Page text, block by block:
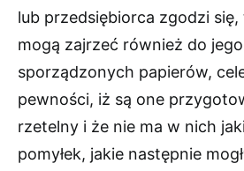
lub przedsiębiorca zgodzi
mogą zajrzeć również do
sporządzonych papierów,
pewności, iż są one
rzetelny i że nie ma w nich
pomyłek, jakie następnie